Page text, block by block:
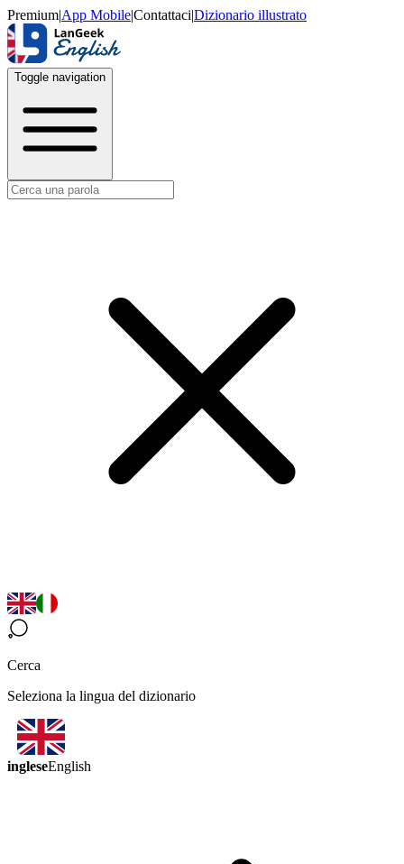
Premium|App Mobile|Contattaci|Dizionario illustrato
Toggle navigation
Cerca
Seleziona la lingua del dizionario
ingleseEnglish